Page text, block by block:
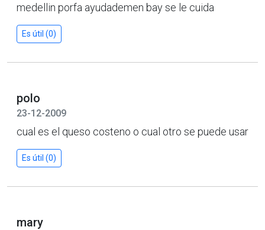
medellin porfa ayudademen bay se le cuida
Es útil (0)
polo
23-12-2009
cual es el queso costeno o cual otro se puede usar
Es útil (0)
mary